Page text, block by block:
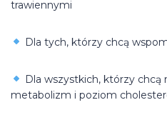
trawiennymi
Dla tych, którzy chcą
Dla wszystkich, którzy chcą
metabolizm i poziom